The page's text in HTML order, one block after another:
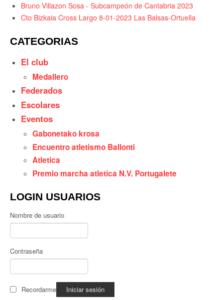
Bruno Villazon Sosa - Subcampeón de Cantabria 2023
Cto Bizkaia Cross Largo 8-01-2023 Las Balsas-Ortuella
CATEGORIAS
El club
Medallero
Federados
Escolares
Eventos
Gabonetako krosa
Encuentro atletismo Ballonti
Atletica
Premio marcha atletica N.V. Portugalete
LOGIN USUARIOS
Nombre de usuario
Contraseña
Recordarme